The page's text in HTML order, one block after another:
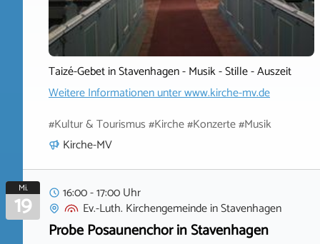
Taizé-Gebet in Stavenhagen - Musik - Stille - Auszeit
Weitere Informationen unterwww.kirche-mv.de
#Kultur & Tourismus #Kirche #Konzerte #Musik
Kirche-MV
Mi.
19
16:00 - 17:00 Uhr
Ev.-Luth. KirchengemeindeinStavenhagen
Probe Posaunenchor in Stavenhagen